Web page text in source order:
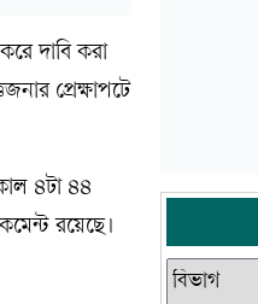
দাবি করা
প্রেক্ষাপটে
৪টা ৪৪
রয়েছে।